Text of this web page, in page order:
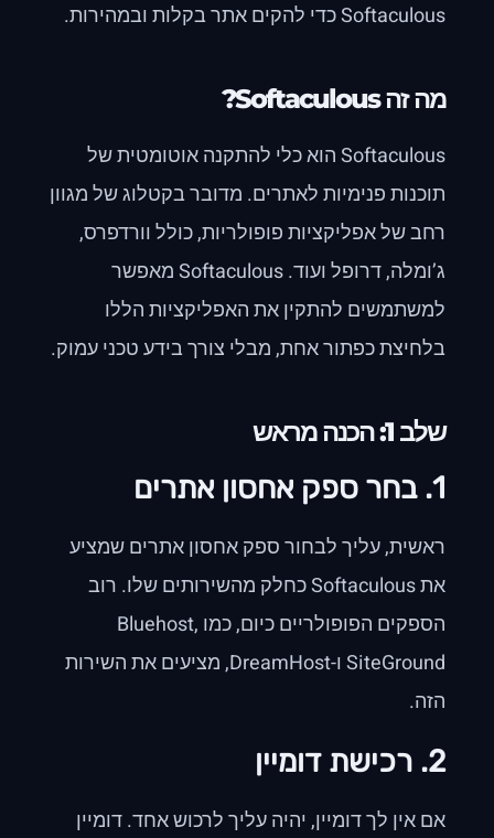
Softaculous כדי להקים אתר בקלות ובמהירות.
מה זה Softaculous?
Softaculous הוא כלי להתקנה אוטומטית של
תוכנות פנימיות לאתרים. מדובר בקטלוג של מגוון
רחב של אפליקציות פופולריות, כולל וורדפרס,
ג’ומלה, דרופל ועוד. Softaculous מאפשר
למשתמשים להתקין את האפליקציות הללו
בלחיצת כפתור אחת, מבלי צורך בידע טכני עמוק.
שלב 1: הכנה מראש
1. בחר ספק אחסון אתרים
ראשית, עליך לבחור ספק אחסון אתרים שמציע
את Softaculous כחלק מהשירותים שלו. רוב
הספקים הפופולריים כיום, כמו Bluehost,
SiteGround ו-DreamHost, מציעים את השירות
הזה.
2. רכישת דומיין
אם אין לך דומיין, יהיה עליך לרכוש אחד. דומיין